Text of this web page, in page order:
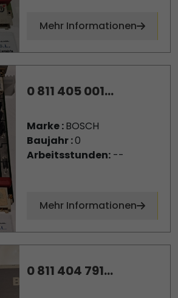
Mehr Informationen
0 811 405 001...
Marke :BOSCH
Baujahr :0
Arbeitsstunden:--
Mehr Informationen
0 811 404 791...